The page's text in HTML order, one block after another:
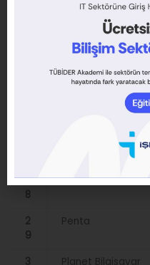
Mutamin Sağlık
Noya Bilgisayar
Oksid Bilişim
2
8
Penta
2
9
Penta
3
Planet Bilgisayar